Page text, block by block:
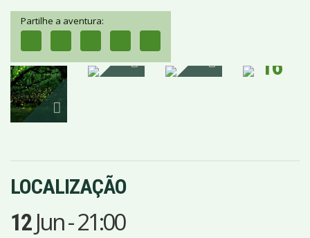
Partilhe a aventura:
16
IMAGENS
LOCALIZAÇÃO
12 Jun-21:00